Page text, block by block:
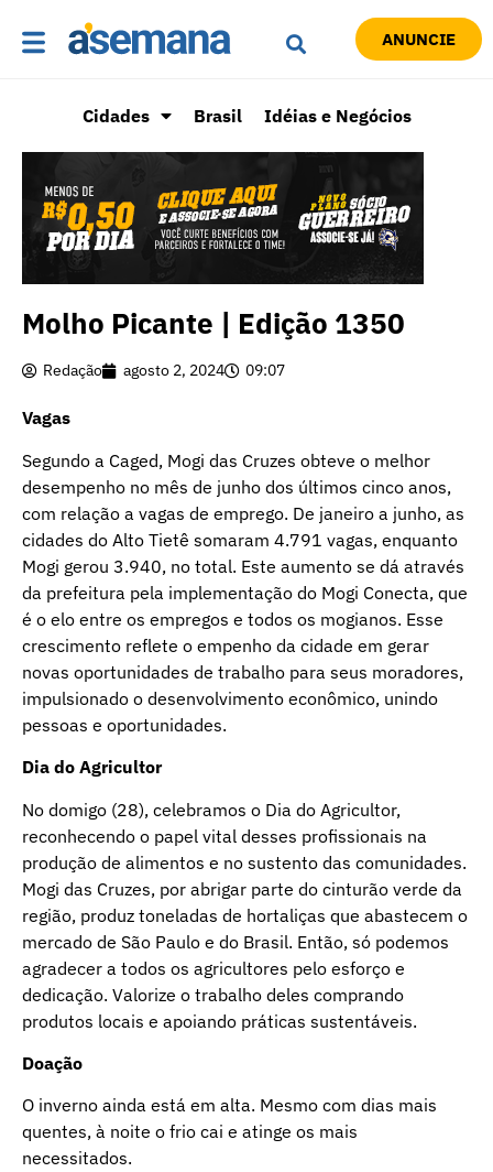
ANUNCIE
Cidades Brasil Idéias e Negócios
Molho Picante | Edição 1350
Redação agosto 2, 2024 09:07
Vagas
Segundo a Caged, Mogi das Cruzes obteve o melhor
desempenho no mês de junho dos últimos cinco anos,
com relação a vagas de emprego. De janeiro a junho, as
cidades do Alto Tietê somaram 4.791 vagas, enquanto
Mogi gerou 3.940, no total. Este aumento se dá através
da prefeitura pela implementação do Mogi Conecta, que
é o elo entre os empregos e todos os mogianos. Esse
crescimento reflete o empenho da cidade em gerar
novas oportunidades de trabalho para seus moradores,
impulsionado o desenvolvimento econômico, unindo
pessoas e oportunidades.
Dia do Agricultor
No domigo (28), celebramos o Dia do Agricultor,
reconhecendo o papel vital desses profissionais na
produção de alimentos e no sustento das comunidades.
Mogi das Cruzes, por abrigar parte do cinturão verde da
região, produz toneladas de hortaliças que abastecem o
mercado de São Paulo e do Brasil. Então, só podemos
agradecer a todos os agricultores pelo esforço e
dedicação. Valorize o trabalho deles comprando
produtos locais e apoiando práticas sustentáveis.
Doação
O inverno ainda está em alta. Mesmo com dias mais
quentes, à noite o frio cai e atinge os mais
necessitados.